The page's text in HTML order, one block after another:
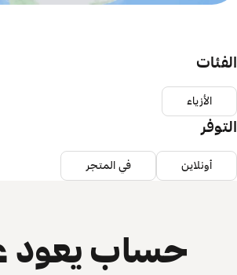
الفئات
الأزياء
التوفر
أونلاين في المتجر
حساب يعود